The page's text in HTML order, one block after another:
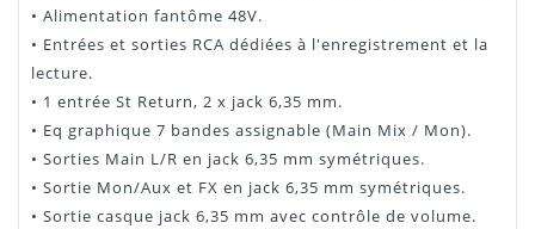
• Alimentation fantôme 48V.
• Entrées et sorties RCA dédiées à l'enregistrement et la
lecture.
• 1 entrée St Return, 2 x jack 6,35 mm.
• Eq graphique 7 bandes assignable (Main Mix / Mon).
• Sorties Main L/R en jack 6,35 mm symétriques.
• Sortie Mon/Aux et FX en jack 6,35 mm symétriques.
• Sortie casque jack 6,35 mm avec contrôle de volume.